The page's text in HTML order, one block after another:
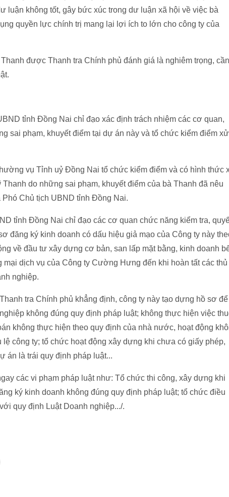
luận không tốt, gây bức xúc trong dư luận xã hội về việc bà
quyền lực chính trị mang lại lợi ích to lớn cho công ty của
được Thanh tra Chính phủ đánh giá là nghiêm trọng, cần
tỉnh Đồng Nai chỉ đạo xác định trách nhiệm các cơ quan,
sai phạm, khuyết điểm tại dự án này và tổ chức kiểm điểm
vụ Tỉnh uỷ Đồng Nai tổ chức kiểm điểm và có hình thức
do những sai phạm, khuyết điểm của bà Thanh đã nêu
Chủ tịch UBND tỉnh Đồng Nai.
tỉnh Đồng Nai chỉ đạo các cơ quan chức năng kiểm tra,
đăng ký kinh doanh có dấu hiệu giả mạo của Công ty này
về đầu tư xây dựng cơ bản, san lấp mặt bằng, kinh doanh
dịch vụ của Công ty Cường Hưng đến khi hoàn tất các thủ
nghiệp.
tra Chính phủ khẳng định, công ty này tạo dựng hồ sơ để
không đúng quy định pháp luật; không thực hiện việc
không thực hiện theo quy định của nhà nước, hoạt động
công ty; tổ chức hoạt động xây dựng khi chưa có giấy phép,
án là trái quy định pháp luật...
các vi phạm pháp luật như: Tổ chức thi công, xây dựng khi
ký kinh doanh không đúng quy định pháp luật; tổ chức điều
quy định Luật Doanh nghiệp.../.